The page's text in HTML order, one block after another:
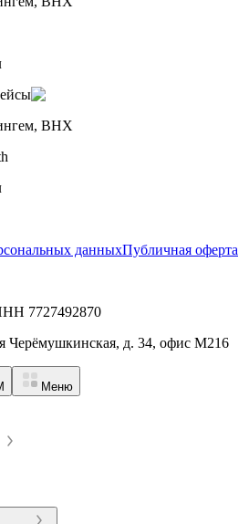
BHX
данныхПубличная оферта
7727492870
Черёмушкинская, д. 34, офис М216
Меню